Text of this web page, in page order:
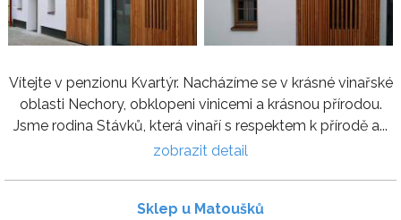
Vítejte v penzionu Kvartýr. Nacházíme se v krásné vinařské
oblasti Nechory, obklopeni vinicemi a krásnou přírodou.
Jsme rodina Stávků, která vinaří s respektem k přírodě a...
zobrazit detail
Sklep u Matoušků